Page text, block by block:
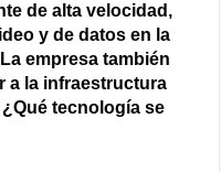
de alta velocidad,
y de datos en la
empresa también
a la infraestructura
tecnología se